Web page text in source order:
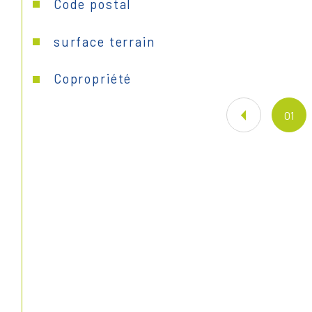
Code postal
surface terrain
Copropriété
01